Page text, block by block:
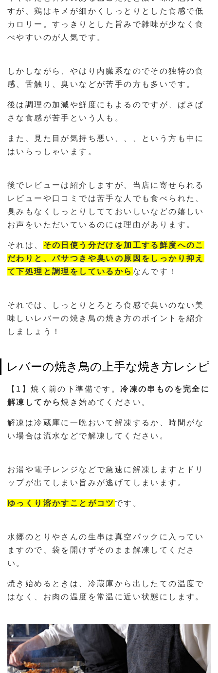
すが、鶏はキメが細かくしっとりとした食感で低
カロリー。すっきりとした旨みで雑味が少なく食
べやすいのが人気です。
しかしながら、やはり内臓系なのでその独特の食
感、舌触り、臭いなどが苦手の方も多いです。
後は調理の加減や鮮度にもよるのですが、ぱさぱ
さな食感が苦手という人も。
また、見た目が気持ち悪い、、、という方も中に
はいらっしゃいます。
後でレビューは紹介しますが、当店に寄せられる
レビューや口コミでは苦手な人でも食べられた、
臭みもなくしっとりしてておいしいなどの嬉しい
お声をいただいているのには理由があります。
それは、 その日使う分だけを加工する鮮度へのこ
だわりと、パサつきや臭いの原因をしっかり抑え
て下処理と調理をしているから なんです！
それでは、しっとりとろとろ食感で臭いのない美
味しいレバーの焼き鳥の焼き方のポイントを紹介
しましょう！
レバーの焼き鳥の上手な焼き方レシピ
【1】焼く前の下準備です。冷凍の串ものを完全に
解凍してから焼き始めてください。
解凍は冷蔵庫に一晩おいて解凍するか、時間がな
い場合は流水などで解凍してください。
お湯や電子レンジなどで急速に解凍しますとドリ
ップが出てしまい旨みが逃げてしまいます。
ゆっくり溶かすことがコツ です。
水郷のとりやさんの生串は真空パックに入ってい
ますので、袋を開けずそのまま解凍してくださ
い。
焼き始めるときは、冷蔵庫から出したての温度で
はなく、お肉の温度を常温に近い状態にします。